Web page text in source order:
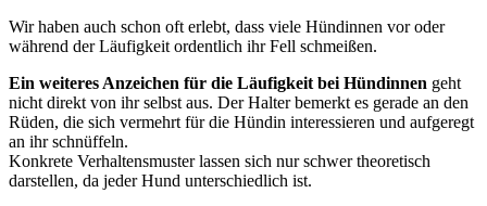
Wir haben auch schon oft erlebt, dass viele Hündinnen vor oder
während der Läufigkeit ordentlich ihr Fell schmeißen.
Ein weiteres Anzeichen für die Läufigkeit bei Hündinnen geht
nicht direkt von ihr selbst aus. Der Halter bemerkt es gerade an den
Rüden, die sich vermehrt für die Hündin interessieren und aufgeregt
an ihr schnüffeln.
Konkrete Verhaltensmuster lassen sich nur schwer theoretisch
darstellen, da jeder Hund unterschiedlich ist.